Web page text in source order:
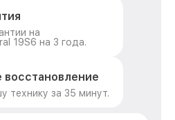
на
19S6 на 3 года.
восстановление
технику за 35 минут.